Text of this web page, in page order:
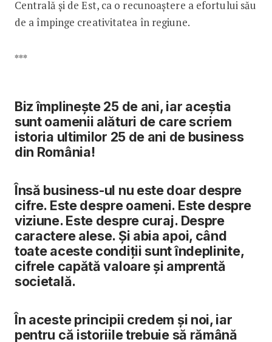
Centrală și de Est, ca o recunoaștere a efortului său
de a împinge creativitatea în regiune.
***
Biz împlinește 25 de ani, iar aceștia
sunt oamenii alături de care scriem
istoria ultimilor 25 de ani de business
din România!
Însă business-ul nu este doar despre
cifre. Este despre oameni. Este despre
viziune. Este despre curaj. Despre
caractere alese. Și abia apoi, când
toate aceste condiții sunt îndeplinite,
cifrele capătă valoare și amprentă
societală.
În aceste principii credem și noi, iar
pentru că istoriile trebuie să rămână